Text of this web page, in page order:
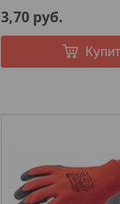
3,70 руб.